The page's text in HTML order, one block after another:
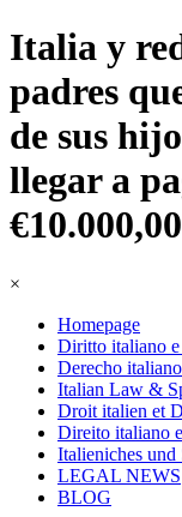
Italia y
padres
de sus
llegar a
€10.000,00
×
Homepage
Diritto italiano
Derecho
Italian Law &
Droit italien et
Direito italiano
Italieniches und
LEGAL NEWS
BLOG